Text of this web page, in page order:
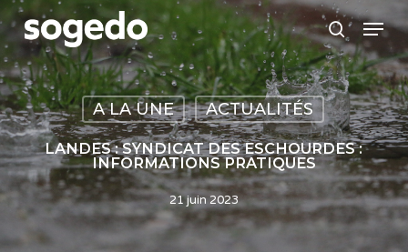
Skip
to
main
content
search
Menu
A LA UNE ACTUALITÉS
LANDES : SYNDICAT DES ESCHOURDES :
INFORMATIONS PRATIQUES
21 juin 2023